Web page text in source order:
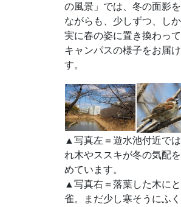
の風景」では、冬の面影
ながらも、少しずつ、し
実に春の姿に置き換わって
キャンパスの様子をお届
す。
▲写真左＝遊水池付近で
れ木やススキが冬の気配
めています。
▲写真右＝落葉した木に
雀。まだ少し寒そうにふ